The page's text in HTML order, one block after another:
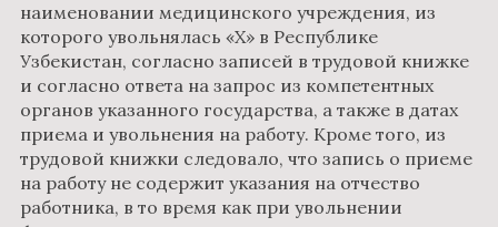
наименовании медицинского учреждения, из
которого увольнялась «Х» в Республике
Узбекистан, согласно записей в трудовой книжке
и согласно ответа на запрос из компетентных
органов указанного государства, а также в датах
приема и увольнения на работу. Кроме того, из
трудовой книжки следовало, что запись о приеме
на работу не содержит указания на отчество
работника, в то время как при увольнении